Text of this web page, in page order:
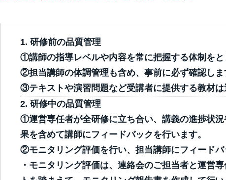
研修前の品質管理
①講師の指導レベルや内容を常に把握する体制をと
②担当講師の体調管理も含め、事前に必ず確認しま
③テキストや演習問題など受講者に提供する教材は
研修中の品質管理
①運営専任者が全研修に立ち合い、講義の進捗状
果を含めて講師にフィードバックを行います。
②モニタリング評価を行い、担当講師にフィードバ
・モニタリング評価は、連絡会のご担当者と運営